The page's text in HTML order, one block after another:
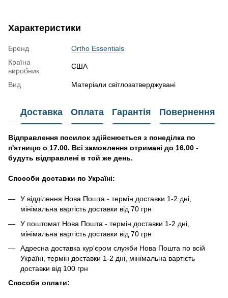
Характеристики
Бренд
Ortho Essentials
Країна
виробник
США
Вид Матеріали світлозатверджувані
Доставка Оплата Гарантія Повернення
Відправлення посилок здійснюється з понеділка по
п'ятницю о 17.00. Всі замовлення отримані до 16.00 -
будуть відправлені в той же день.
Способи доставки по Україні:
У відділення Нова Пошта - термін доставки 1-2 дні,
мінімальна вартість доставки від 70 грн
У поштомат Нова Пошта - термін доставки 1-2 дні,
мінімальна вартість доставки від 70 грн
Адресна доставка кур'єром служби Нова Пошта по всій
Україні, термін доставки 1-2 дні, мінімальна вартість
доставки від 100 грн
Способи оплати: